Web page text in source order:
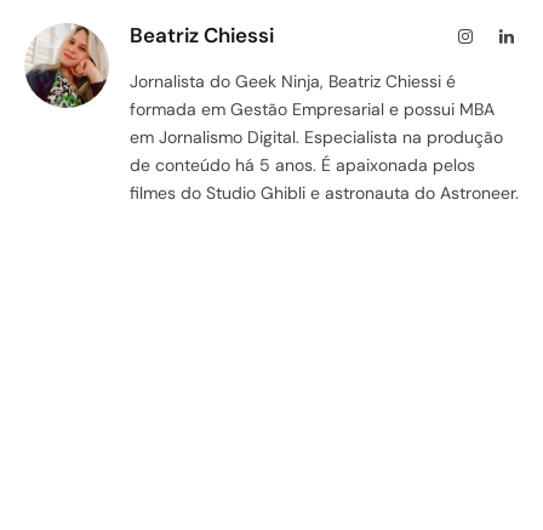
Beatriz Chiessi Instagram
Jornalista do Geek Ninja, Beatriz Chiessi é
formada em Gestão Empresarial e possui MBA
em Jornalismo Digital. Especialista na produção
de conteúdo há 5 anos. É apaixonada pelos
filmes do Studio Ghibli e astronauta do Astroneer.